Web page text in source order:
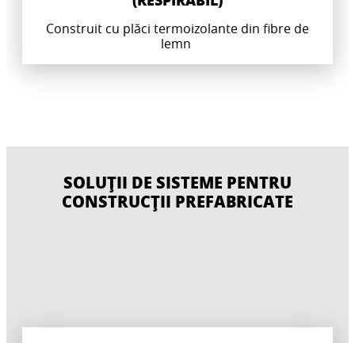
Construit cu plăci termoizolante din fibre de
lemn
(RESPIRABIL)
SISTEM ÎNCHIS DE DIFUZIE
SOLUȚII DE SISTEME PENTRU
CONSTRUCȚII PREFABRICATE